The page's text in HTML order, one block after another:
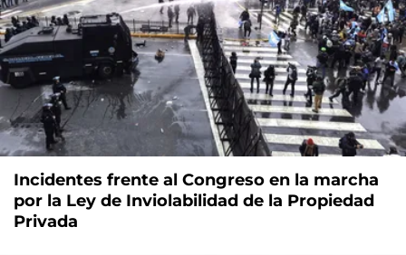
Incidentes frente al Congreso en la marcha
por la Ley de Inviolabilidad de la Propiedad
Privada